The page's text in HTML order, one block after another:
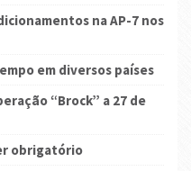
na AP-7 nos
em diversos países
“Brock” a 27 de
obrigatório